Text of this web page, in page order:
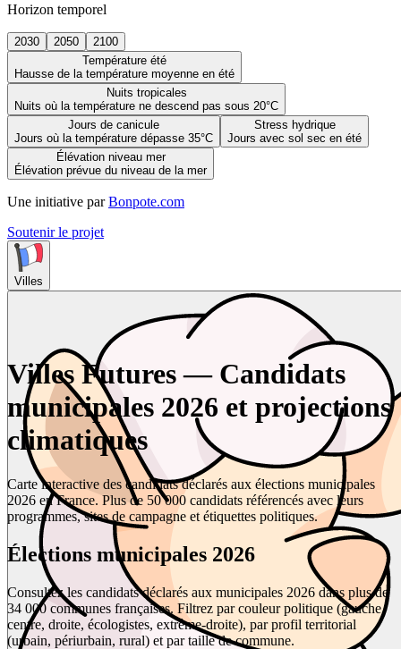
Horizon temporel
2030 2050
2100
Température été
Hausse de la température moyenne en été
Nuits tropicales
Nuits où la température ne descend pas sous 20°C
Jours de canicule
Jours où la température dépasse 35°C
Stress hydrique
Jours avec sol sec en été
Élévation niveau mer
Élévation prévue du niveau de la mer
Une initiative par Bonpote.com
Soutenir le projet
Villes
Villes Futures — Candidats
municipales 2026 et projections
climatiques
Carte interactive des candidats déclarés aux élections municipales
2026 en France. Plus de 50 000 candidats référencés avec leurs
programmes, sites de campagne et étiquettes politiques.
Élections municipales 2026
Consultez les candidats déclarés aux municipales 2026 dans plus de
34 000 communes françaises. Filtrez par couleur politique (gauche,
centre, droite, écologistes, extrême-droite), par profil territorial
(urbain, périurbain, rural) et par taille de commune.